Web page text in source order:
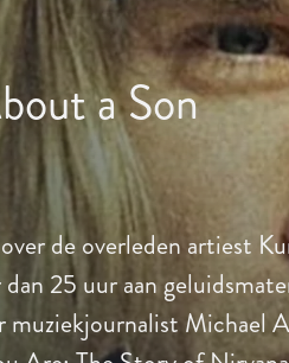
a Son
de overleden artiest
25 uur aan
Michael